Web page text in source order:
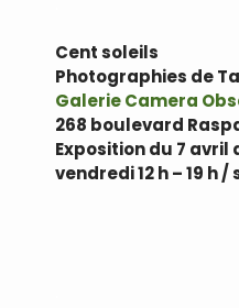
Cent soleils
Photographies de
Galerie Camera
268 boulevard
Exposition du 7 avril
vendredi 12 h – 19 h /